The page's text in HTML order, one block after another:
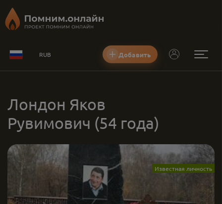
RUB Добавить
Лондон Яков
Рувимович (54 года)
Известная личность